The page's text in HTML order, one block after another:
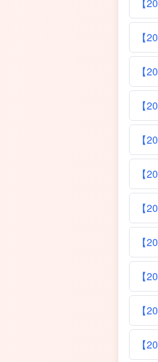
【
【
【
【
【
【
【
【
【
【
【